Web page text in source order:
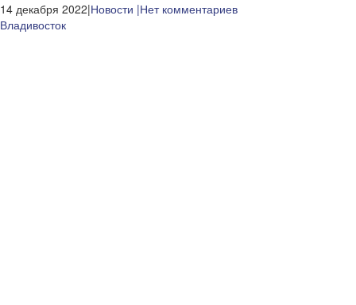
14 декабря 2022|Новости |Нет комментариев
Владивосток